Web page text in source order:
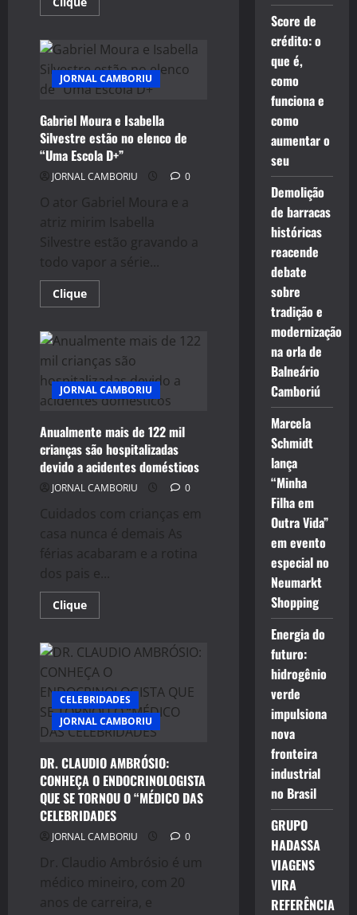
more
na
conta
de
luz
é
em
indústrias
que
investem
em
energética
JORNAL CAMBORIU
Gabriel Moura e Isabella
Silvestre estão no elenco de
“Uma Escola D+”
JORNAL CAMBORIU 0
O ator Gabriel Moura e a
atriz mirim Isabella
Silvestre estão gravando a
todo vapor a série...
CliqueRead
more
Moura
e
Isabella
Silvestre
estão
no
elenco
“Uma
Escola
D+”
JORNAL CAMBORIU
Anualmente mais de 122 mil
crianças são hospitalizadas
devido a acidentes domésticos
JORNAL CAMBORIU 0
Cuidados com crianças em
casa nunca é demais As
férias acabaram e a rotina
dos pais e...
CliqueRead
more
mais
de
122
mil
crianças
são
hospitalizadas
devido
a
domésticos
CELEBRIDADES
JORNAL CAMBORIU
DR. CLAUDIO AMBRÓSIO:
CONHEÇA O ENDOCRINOLOGISTA
QUE SE TORNOU O “MÉDICO DAS
CELEBRIDADES
JORNAL CAMBORIU 0
Dr. Claudio Ambrósio é um
médico mineiro, com 20
anos de carreira, e
Score de
crédito: o
que é,
como
funciona e
como
aumentar o
seu
Demolição
de barracas
históricas
reacende
debate
sobre
tradição e
modernização
na orla de
Balneário
Camboriú
Marcela
Schmidt
lança
“Minha
Filha em
Outra Vida”
em evento
especial no
Neumarkt
Shopping
Energia do
futuro:
hidrogênio
verde
impulsiona
nova
fronteira
industrial
no Brasil
GRUPO
HADASSA
VIAGENS
VIRA
REFERÊNCIA